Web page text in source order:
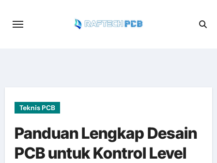
Teknis PCB
Panduan Lengkap Desain
PCB untuk Kontrol Level